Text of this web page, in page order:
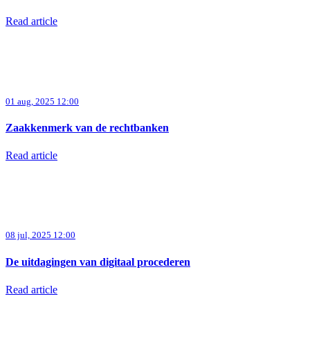
Read article
01 aug, 2025 12:00
Zaakkenmerk van de rechtbanken
Read article
08 jul, 2025 12:00
De uitdagingen van digitaal procederen
Read article